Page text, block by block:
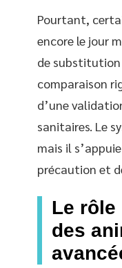
Pourtant,
encore le jour
de substitution
comparaison
d’une
sanitaires. Le
mais il
précaution et
Le rôle
des